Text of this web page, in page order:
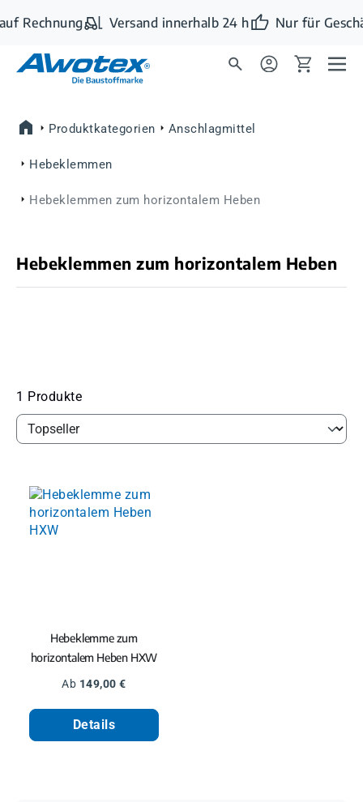
Zum Hauptinhalt springen
Rechnung Versand innerhalb 24 h Nur für
Produktkategorien Anschlagmittel
Hebeklemmen
Hebeklemmen zum horizontalem Heben
Hebeklemmen zum horizontalem Heben
1 Produkte
Hebeklemme zum
horizontalem Heben HXW
Regulärer Preis:
Ab 149,00 €
Details